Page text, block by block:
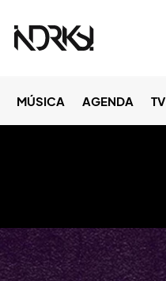
MÚSICA AGENDA TV